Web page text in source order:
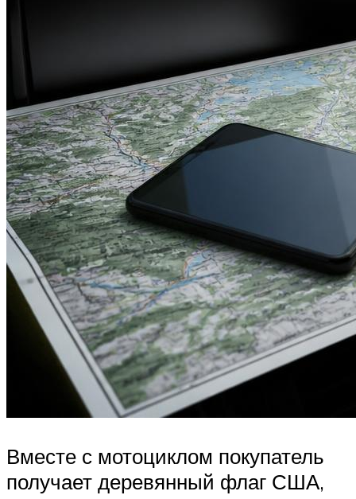
Вместе с мотоциклом покупатель
получает деревянный флаг США,